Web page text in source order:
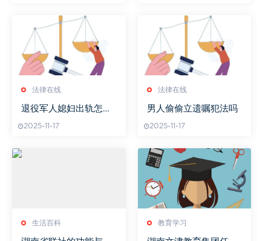
法律在线
退役军人媳妇出轨怎么
2025-11-17
法律在线
男人偷偷立遗嘱犯法吗
2025-11-17
生活百科 教育学习